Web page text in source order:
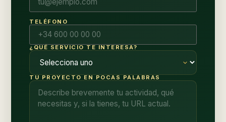
TELÉFONO
¿QUÉ SERVICIO TE INTERESA?
TU PROYECTO EN POCAS PALABRAS